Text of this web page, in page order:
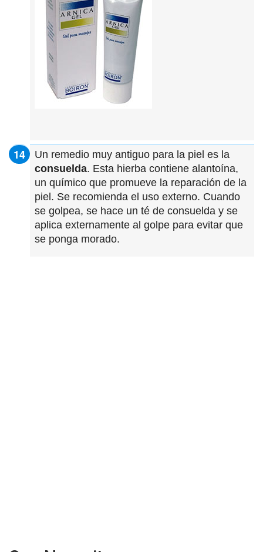
Un remedio muy antiguo para la piel es la
consuelda. Esta hierba contiene alantoína,
un químico que promueve la reparación de la
piel. Se recomienda el uso externo. Cuando
se golpea, se hace un té de consuelda y se
aplica externamente al golpe para evitar que
se ponga morado.